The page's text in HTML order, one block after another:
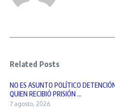
Related Posts
NO ES ASUNTO POLÍTICO
QUIEN RECIBIÓ PRISIÓN ...
7 agosto, 2026